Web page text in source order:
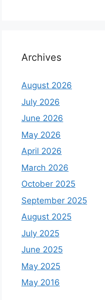
Archives
August 2026
July 2026
June 2026
May 2026
April 2026
March 2026
October 2025
September 2025
August 2025
July 2025
June 2025
May 2025
May 2016